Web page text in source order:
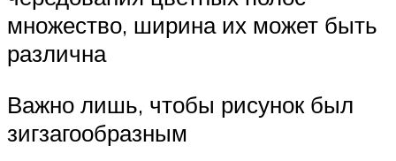
множество, ширина их может быть
различна
Важно лишь, чтобы рисунок был
зигзагообразным